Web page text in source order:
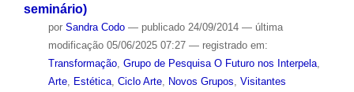
seminário)
por Sandra Codo — publicado24/09/2014 — última
modificação05/06/2025 07:27 — registrado em:
Transformação, Grupo de Pesquisa O Futuro nos Interpela,
Arte, Estética, Ciclo Arte, Novos Grupos, Visitantes